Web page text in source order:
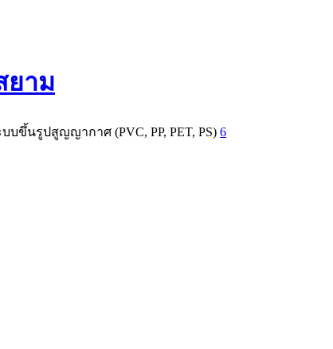
ยาม
นรูปสูญญากาศ (PVC, PP, PET, PS) 6